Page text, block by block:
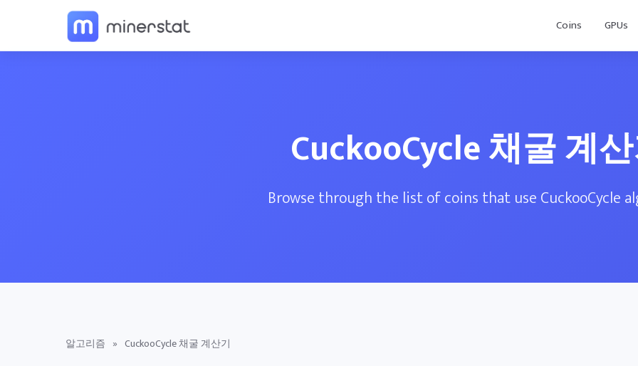
Coins GPUs
CuckooCycle 채굴 계
Browse through the list of coins that use CuckooCycle
알고리즘 » CuckooCycle 채굴 계산기